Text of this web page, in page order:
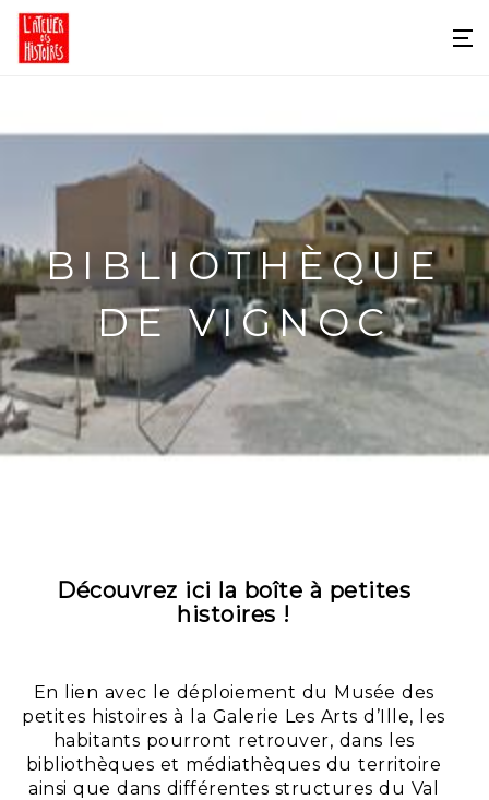
BIBLIOTHÈQUE
DE VIGNOC
Découvrez ici la boîte à petites
histoires !
En lien avec le déploiement du Musée des
petites histoires à la Galerie Les Arts d’Ille, les
habitants pourront retrouver, dans les
bibliothèques et médiathèques du territoire
ainsi que dans différentes structures du Val